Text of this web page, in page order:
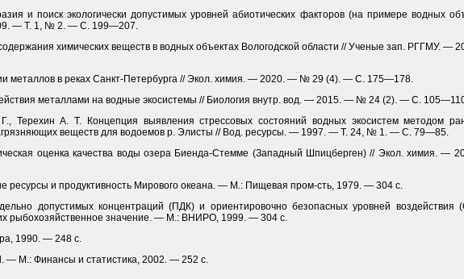
и поиск экологически допустимых уровней абиотических факторов (на примере водных
— Т. 1, № 2. — С. 199—207.
химических веществ в водных объектах Вологодской области // Ученые зап. РГГМУ. —
металлов в реках Санкт-Петербурга // Экол. химия. — 2020. — № 29 (4). — С. 175—178.
металлами на водные экосистемы // Биология внутр. вод. — 2015. — № 24 (2). — С.
А. Т. Концепция выявления стрессовых состояний водных экосистем методом
веществ для водоемов р. Элисты // Вод. ресурсы. — 1997. — Т. 24, № 1. — С. 79—85.
оценка качества воды озера Биенда-Стемме (Западный Шпицберген) // Экол. химия. —
ресурсы и продуктивность Мирового океана. — М.: Пищевая пром-сть, 1979. — 304 с.
допустимых концентраций (ПДК) и ориентировочно безопасных уровней воздействия
рыбохозяйственное значение. — М.: ВНИРО, 1999. — 304 с.
1990. — 248 с.
— М.: Финансы и статистика, 2002. — 252 с.